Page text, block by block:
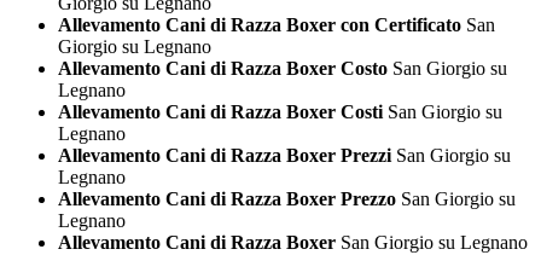
Allevamento Cani di Razza Boxer con Certificato San
Giorgio su Legnano
Allevamento Cani di Razza Boxer Costo San Giorgio su
Legnano
Allevamento Cani di Razza Boxer Costi San Giorgio su
Legnano
Allevamento Cani di Razza Boxer Prezzi San Giorgio su
Legnano
Allevamento Cani di Razza Boxer Prezzo San Giorgio su
Legnano
Allevamento Cani di Razza Boxer San Giorgio su Legnano